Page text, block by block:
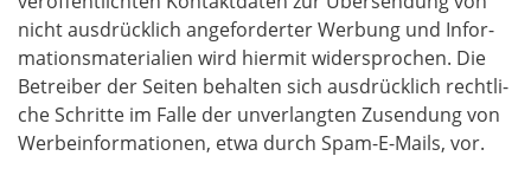
nicht aus­drück­lich ange­for­der­ter Wer­bung und Infor­
ma­ti­ons­ma­te­ria­li­en wird hier­mit wider­spro­chen. Die
Betrei­ber der Sei­ten behal­ten sich aus­drück­lich recht­li­
che Schrit­te im Fal­le der unver­lang­ten Zusen­dung von
Wer­be­infor­ma­tio­nen, etwa durch Spam-E-Mails, vor.